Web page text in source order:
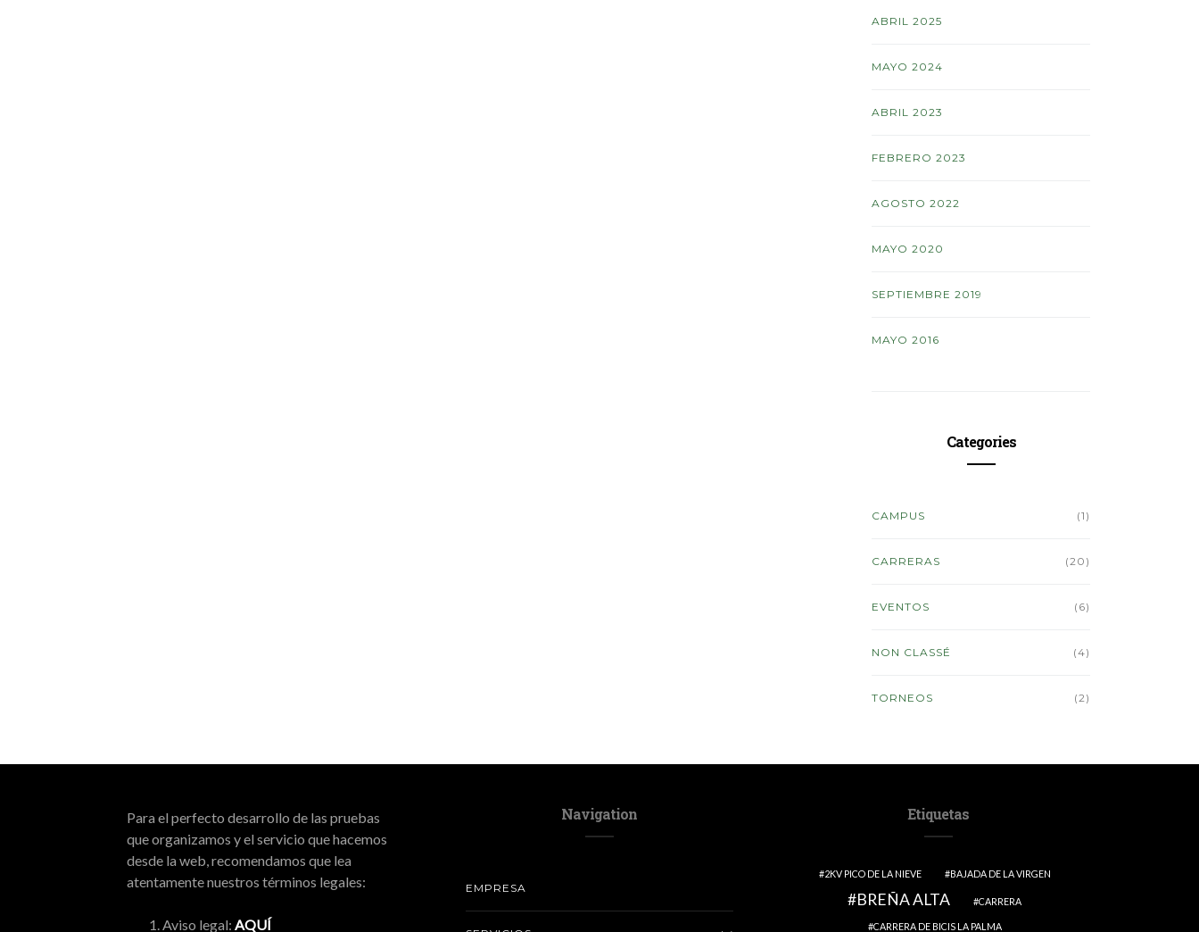
ABRIL 2025
MAYO 2024
ABRIL 2023
FEBRERO 2023
AGOSTO 2022
MAYO 2020
SEPTIEMBRE 2019
MAYO 2016
Categories
CAMPUS (1)
CARRERAS (20)
EVENTOS (6)
NON CLASSÉ (4)
TORNEOS (2)
Para el perfecto desarrollo de las pruebas
que organizamos y el servicio que hacemos
desde la web, recomendamos que lea
atentamente nuestros términos legales:
Aviso legal: AQUÍ
Navigation
EMPRESA
Etiquetas
2KV PICO DE LA NIEVE BAJADA DE LA VIRGEN
BREÑA ALTA CARRERA
CARRERA DE BICIS LA PALMA